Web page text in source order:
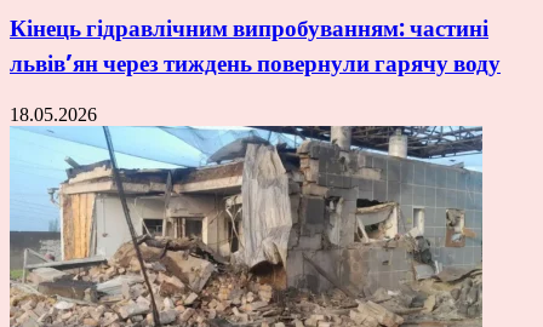
Кінець гідравлічним випробуванням: частині
львів’ян через тиждень повернули гарячу воду
18.05.2026